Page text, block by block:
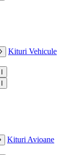
Kituri Vehicule
Kituri Avioane